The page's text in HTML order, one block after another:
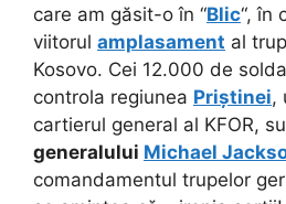
care am găsit-o în “Blic“, în
viitorul amplasament al
Kosovo. Cei 12.000 de
controla regiunea Priștinei,
cartierul general al KFOR,
generalului Michael
comandamentul trupelor